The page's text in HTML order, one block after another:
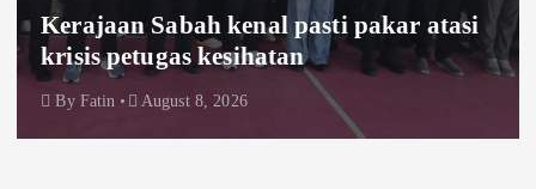
Kerajaan Sabah kenal pasti pakar atasi
krisis petugas kesihatan
By Fatin August 8, 2026